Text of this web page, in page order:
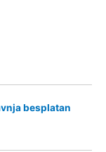
besplatan